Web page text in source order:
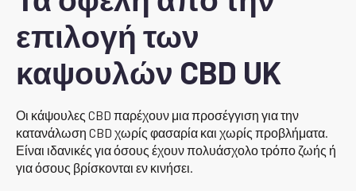
επιλογή των
καψουλών CBD UK
Οι κάψουλες CBD παρέχουν μια προσέγγιση για την
κατανάλωση CBD χωρίς φασαρία και χωρίς προβλήματα.
Είναι ιδανικές για όσους έχουν πολυάσχολο τρόπο ζωής ή
για όσους βρίσκονται εν κινήσει.